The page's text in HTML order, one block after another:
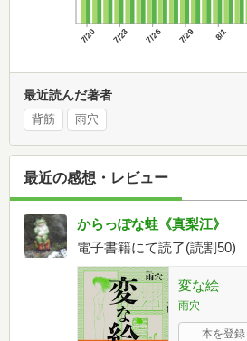
7/20 7/23 7/26 7/29 8/1
最近読んだ著者
背筋 雨穴
最近の感想・レビュー
からっぽな蛙《真梨江》
電子書籍にて読了(読割50)
変な絵
雨穴
本を登録